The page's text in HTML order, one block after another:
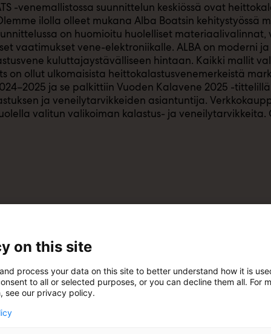
-venemallistossa suunnittelun keskiössä ovat
ilolla olleet mukana Alba Boatsin kehitystyössä
on huomioitu huolelliset materiaalivalinnat,
vaatimukset vene-elektroniikalle. ALBA on moderni
kuluttajaystävälliseen hintaan. Kaikki mallit
on ollut ulkomaisista heittokalastusvenemerkeistä
ja se palkittiin Vuoden Kalavene 2025 -
ja veneilytarvikkeiden asiantuntija.
valitun valikoiman kalastus- ja veneilytarvikkeita.
on this site
process your data on this site to better understand how it is
to all or selected purposes, or you can decline them all. For
see our privacy policy.